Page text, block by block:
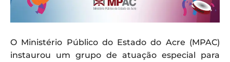
O Ministério Público do Estado do Acre (MPAC)
instaurou um grupo de atuação especial para